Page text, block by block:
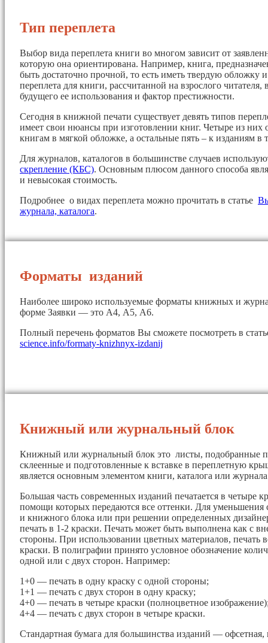
Тип переплета
Выбор вида переплета книги во многом зависит от
которую она ориентирована. Например, книга,
быть достаточно прочной, то есть иметь твердую
переплета для книги, рассчитанной на взрослого читателя,
будущего ее использования и фактор престижности.
Сегодня в книжной печати существует девять типов
имеет свои нюансы при изготовлении книг. Четыре из них
книгам в мягкой обложке, а остальные пять – к изданиям в
Для журналов, каталогов в большинстве случаев
скрепление (КБС). Основным плюсом данного способа
и невысокая стоимость.
Подробнее о видах переплета можно прочитать в статье
журнала, каталога.
Форматы изданий
Наиболее широко используемые форматы книжных и
форме Заявки — это А4, А5, А6.
Полный перечень форматов Вы сможете посмотреть в
science.info/formaty-knizhnyx-izdanij
Книжный или журнальный блок
Книжный или журнальный блок это листы, подобранные
склеенные и подготовленные к вставке в переплетную
является основным элементом книги, каталога или
Большая часть современных изданий печатается в четыре
помощи которых передаются все оттенки. Для уменьшения
и книжного блока или при решении определенных
печать в 1-2 краски. Печать может быть выполнена как с
стороны. При использовании цветных материалов, печать
краски. В полиграфии принято условное обозначение
одной или с двух сторон. Например:
1+0 — печать в одну краску с одной стороны;
1+1 — печать с двух сторон в одну краску;
4+0 — печать в четыре краски (полноцветное
4+4 — печать с двух сторон в четыре краски.
Стандартная бумага для большинства изданий — офсетная,